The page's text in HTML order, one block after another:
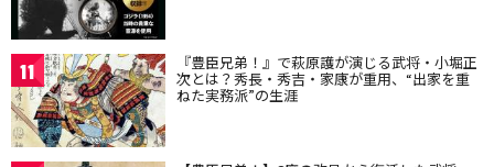
11 『豊臣兄弟！』で萩原護が演じる武将・小堀正
次とは？秀長・秀吉・家康が重用、“出家を重
ねた実務派”の生涯